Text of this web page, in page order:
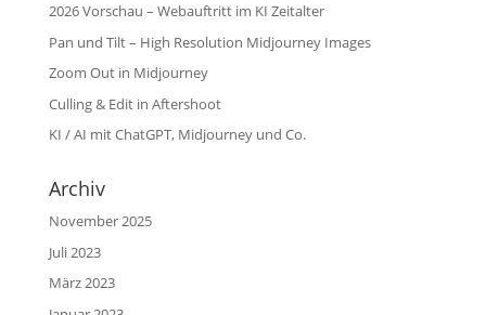
2026 Vorschau – Webauftritt im KI Zeitalter
Pan und Tilt – High Resolution Midjourney Images
Zoom Out in Midjourney
Culling & Edit in Aftershoot
KI / AI mit ChatGPT, Midjourney und Co.
Archiv
November 2025
Juli 2023
März 2023